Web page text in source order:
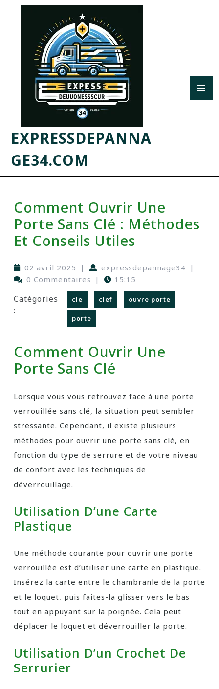
EXPRESSDEPANNA
GE34.COM
Comment Ouvrir Une
Porte Sans Clé : Méthodes
Et Conseils Utiles
02 avril 2025 | expressdepannage34 |
0 Commentaires
| 15:15
Catégories
:
cle clef ouvre porte
porte
Comment Ouvrir Une
Porte Sans Clé
Lorsque vous vous retrouvez face à une porte
verrouillée sans clé, la situation peut sembler
stressante. Cependant, il existe plusieurs
méthodes pour ouvrir une porte sans clé, en
fonction du type de serrure et de votre niveau
de confort avec les techniques de
déverrouillage.
Utilisation D’une Carte
Plastique
Une méthode courante pour ouvrir une porte
verrouillée est d’utiliser une carte en plastique.
Insérez la carte entre le chambranle de la porte
et le loquet, puis faites-la glisser vers le bas
tout en appuyant sur la poignée. Cela peut
déplacer le loquet et déverrouiller la porte.
Utilisation D’un Crochet De
Serrurier